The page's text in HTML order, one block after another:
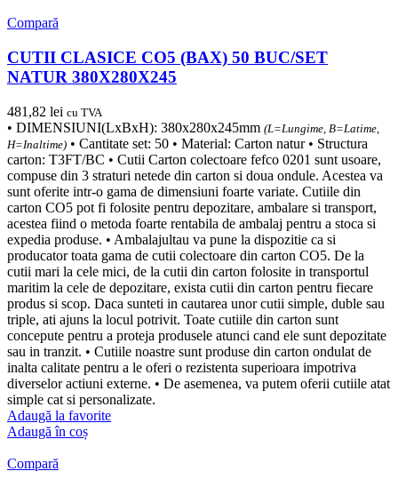
Compară
CUTII CLASICE CO5 (BAX) 50 BUC/SET
NATUR 380X280X245
481,82 lei cu TVA
• DIMENSIUNI(LxBxH): 380x280x245mm (L=Lungime, B=Latime,
H=Inaltime) • Cantitate set: 50 • Material: Carton natur • Structura
carton: T3FT/BC • Cutii Carton colectoare fefco 0201 sunt usoare,
compuse din 3 straturi netede din carton si doua ondule. Acestea va
sunt oferite intr-o gama de dimensiuni foarte variate. Cutiile din
carton CO5 pot fi folosite pentru depozitare, ambalare si transport,
acestea fiind o metoda foarte rentabila de ambalaj pentru a stoca si
expedia produse. • Ambalajultau va pune la dispozitie ca si
producator toata gama de cutii colectoare din carton CO5. De la
cutii mari la cele mici, de la cutii din carton folosite in transportul
maritim la cele de depozitare, exista cutii din carton pentru fiecare
produs si scop. Daca sunteti in cautarea unor cutii simple, duble sau
triple, ati ajuns la locul potrivit. Toate cutiile din carton sunt
concepute pentru a proteja produsele atunci cand ele sunt depozitate
sau in tranzit. • Cutiile noastre sunt produse din carton ondulat de
inalta calitate pentru a le oferi o rezistenta superioara impotriva
diverselor actiuni externe. • De asemenea, va putem oferii cutiile atat
simple cat si personalizate.
Adaugă la favorite
Adaugă în coș
Compară